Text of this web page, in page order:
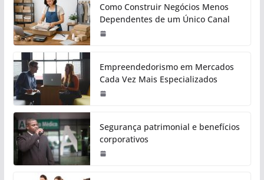
Como Construir Negócios Menos
Dependentes de um Único Canal
Empreendedorismo em Mercados
Cada Vez Mais Especializados
Segurança patrimonial e benefícios
corporativos